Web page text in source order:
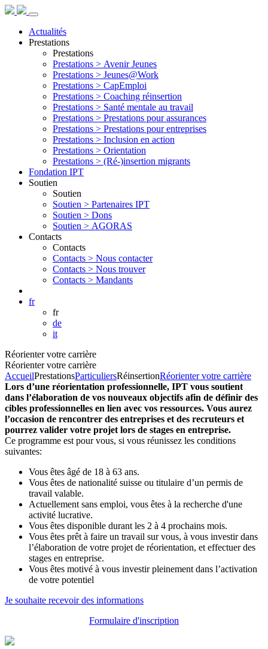
Actualités
Prestations
Prestations
Prestations > Avenir Jeunes
Prestations > Jeunes@Work
Prestations > CapEmploi
Prestations > Coaching réinsertion
Prestations > Santé mentale au travail
Prestations > Prestations pour assurances
Prestations > Prestations pour entreprises
Prestations > Inclusion en action
Prestations > Orientation
Prestations > (Ré-)insertion migrants
Fondation IPT
Soutien
Soutien
Soutien > Partenaires IPT
Soutien > Dons
Soutien > AGORAS
Contacts
Contacts
Contacts > Nous contacter
Contacts > Nous trouver
Contacts > Mandants
fr
fr
de
it
Réorienter votre carrière
Réorienter votre carrière
AccueilPrestationsParticuliersRéinsertionRéorienter votre carrière
Lors d’une réorientation professionnelle, IPT vous soutient
dans l’élaboration de vos nouveaux objectifs afin de définir des
cibles professionnelles en lien avec vos ressources. Vous aurez
l’occasion de rencontrer des entreprises et des recruteurs et
pourrez valider votre projet lors de stages en entreprise.
Ce programme est pour vous, si vous réunissez les conditions
suivantes:
Vous êtes âgé de 18 à 63 ans.
Vous êtes de nationalité suisse ou titulaire d’un permis de
travail valable.
Actuellement sans emploi, vous êtes à la recherche d'une
activité lucrative.
Vous êtes disponible durant les 2 à 4 prochains mois.
Vous êtes prêt à faire un travail sur vous, à vous investir dans
l’élaboration de votre projet de réorientation, et effectuer des
stages en entreprise.
Vous êtes motivé à vous investir pleinement dans l’activation
de votre potentiel
Je souhaite recevoir des informations
Formulaire d'inscription